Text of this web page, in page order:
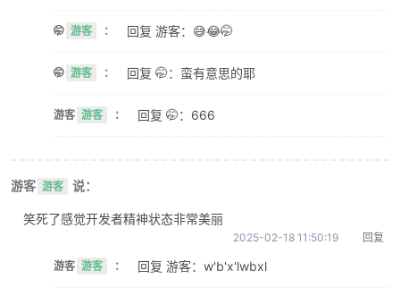
🤭 游客 ： 回复 游客：😅😂🤭
🤭 游客 ： 回复 🤭：蛮有意思的耶
游客 游客 ： 回复 🤭：666
游客 游客 说：
笑死了感觉开发者精神状态非常美丽
2025-02-18 11:50:19 回复
游客 游客 ： 回复 游客：w'b'x'lwbxl